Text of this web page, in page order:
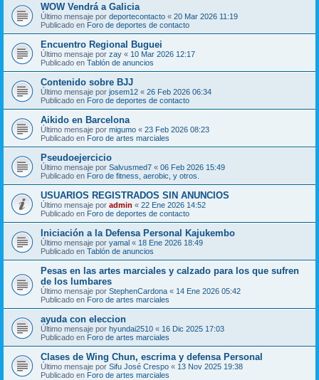
WOW Vendrá a Galicia
Último mensaje por deportecontacto « 20 Mar 2026 11:19
Publicado en Foro de deportes de contacto
Encuentro Regional Buguei
Último mensaje por zay « 10 Mar 2026 12:17
Publicado en Tablón de anuncios
Contenido sobre BJJ
Último mensaje por josem12 « 26 Feb 2026 06:34
Publicado en Foro de deportes de contacto
Aikido en Barcelona
Último mensaje por migumo « 23 Feb 2026 08:23
Publicado en Foro de artes marciales
Pseudoejercicio
Último mensaje por Salvusmed7 « 06 Feb 2026 15:49
Publicado en Foro de fitness, aerobic, y otros.
USUARIOS REGISTRADOS SIN ANUNCIOS
Último mensaje por admin « 22 Ene 2026 14:52
Publicado en Foro de deportes de contacto
Iniciación a la Defensa Personal Kajukembo
Último mensaje por yamal « 18 Ene 2026 18:49
Publicado en Tablón de anuncios
Pesas en las artes marciales y calzado para los que sufren
de los lumbares
Último mensaje por StephenCardona « 14 Ene 2026 05:42
Publicado en Foro de artes marciales
ayuda con eleccion
Último mensaje por hyundai2510 « 16 Dic 2025 17:03
Publicado en Foro de artes marciales
Clases de Wing Chun, escrima y defensa Personal
Último mensaje por Sifu José Crespo « 13 Nov 2025 19:38
Publicado en Foro de artes marciales